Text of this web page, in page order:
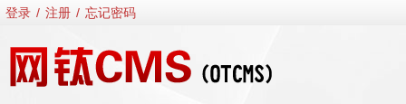
登录 / 注册 / 忘记密码